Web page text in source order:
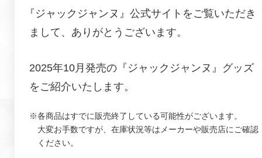
『 ジャックジャンヌ 』公式サイトをご覧いただき
まして、ありがとうございます。
2025年10月発売の『ジャックジャンヌ』グッズ
をご紹介いたします。
※各商品はすでに販売終了している可能性がございます。
大変お手数ですが、在庫状況等はメーカーや販売店にご確認
ください。